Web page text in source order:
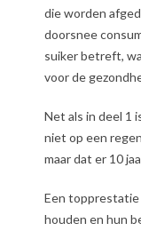
die worden
doorsnee
suiker betreft,
voor de
Net als in deel 1
niet op een
maar dat er 10
Een topprestatie
houden en hun